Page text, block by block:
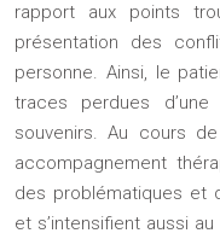
rapport aux points
présentation des
personne. Ainsi, le
traces perdues
souvenirs. Au cours
accompagnement
des problématiques et
et s’intensifient aussi